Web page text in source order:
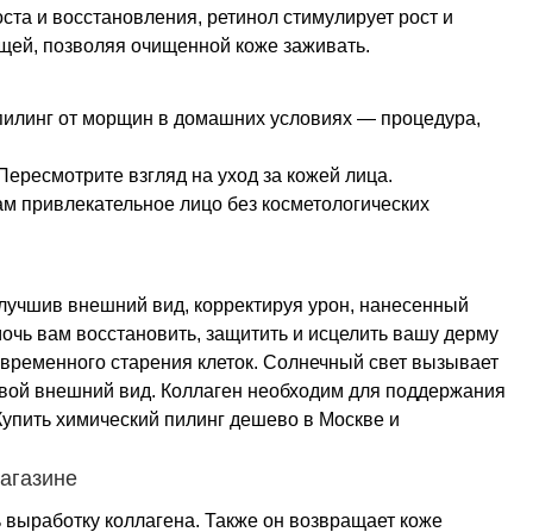
и восстановления, ретинол стимулирует рост и
позволяя очищенной коже заживать.
от морщин в домашних условиях — процедура,
взгляд на уход за кожей лица.
привлекательное лицо без косметологических
внешний вид, корректируя урон, нанесенный
вам восстановить, защитить и исцелить вашу дерму
старения клеток. Солнечный свет вызывает
внешний вид. Коллаген необходим для поддержания
химический пилинг дешево в Москве и
коллагена. Также он возвращает коже